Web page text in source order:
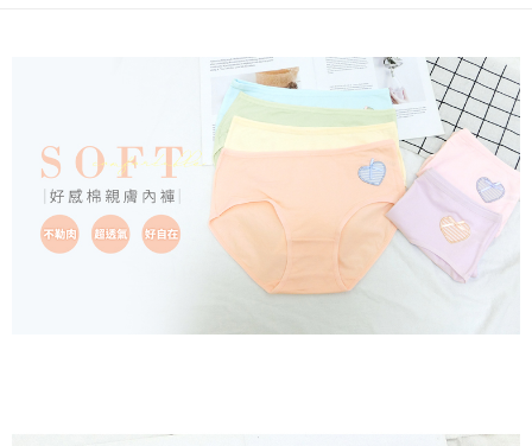
1. 本服务系由 “台湾大哥大股份有限公司”所提供，让用户于交易时，得通过
本服务购买商品或服务，并由商店将买卖／分期付款买卖价金债权让与本公
司后，依约使用本公司账单缴交账款。
2. 基于同意付款使用 “大哥付你分期”之契约关系目的，商店将以您的个人资
料（包含姓名、电话或地址）提供予台湾大哥大进项收集、处理及利用，由
台湾大哥大与本人进行分期账单所需资料之确认、核对及更正。
3. 完整用户服务条款，请详阅以下链接：
https://oppay.tw/userRule
出。使用AFTEE下訂可以延長您收到商品前的繳費天數，但無法保證一定能
夠在期限內收到商品(例如:預購商品或預計到貨時間較長者)。因此無論收到
商品與否，仍需要請您在AFTEE規定的時間內完成繳費。
二、付款限制
1. 初次使用 AFTEE 時，將依認證結果及本公司審查結果，核予每個人不同
之上限額度
2. 結帳金額須大於NT$30
3. 目前僅支援台灣會員
每笔NT$80，满NT$499(含以上)免运费
萊爾富取貨付款
每笔NT$80，满NT$799(含以上)免运费
付款後萊爾富取貨
每笔NT$80，满NT$799(含以上)免运费